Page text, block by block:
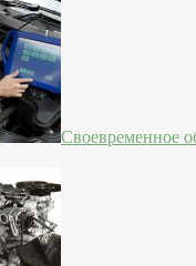
Своевременное